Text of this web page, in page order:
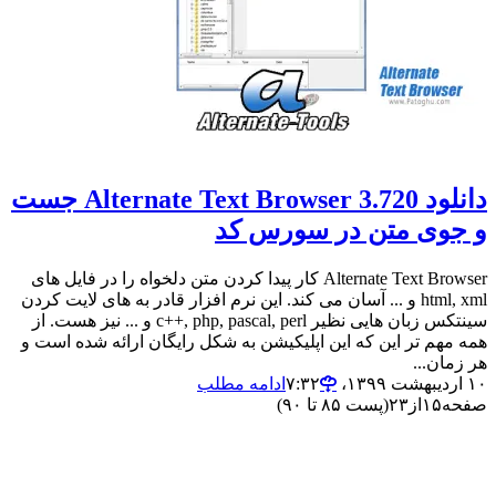
دانلود Alternate Text Browser 3.720 جست
و جوی متن در سورس کد
Alternate Text Browser کار پیدا کردن متن دلخواه را در فایل های
html, xml و ... آسان می کند. این نرم افزار قادر به های لایت کردن
سینتکس زبان هایی نظیر c++, php, pascal, perl و ... نیز هست. از
همه مهم تر این که این اپلیکیشن به شکل رایگان ارائه شده است و
هر زمان...
۱۰ اردیبهشت ۱۳۹۹،‏ ۷:۳۲
ادامه مطلب
صفحه۱۵ از ۲۳(پست ۸۵ تا ۹۰)